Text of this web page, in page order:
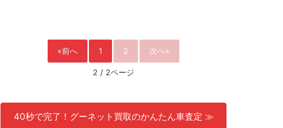
«前へ 1 2 次へ»
2 / 2ページ
40秒で完了！グーネット買取のかんたん車査定 ≫